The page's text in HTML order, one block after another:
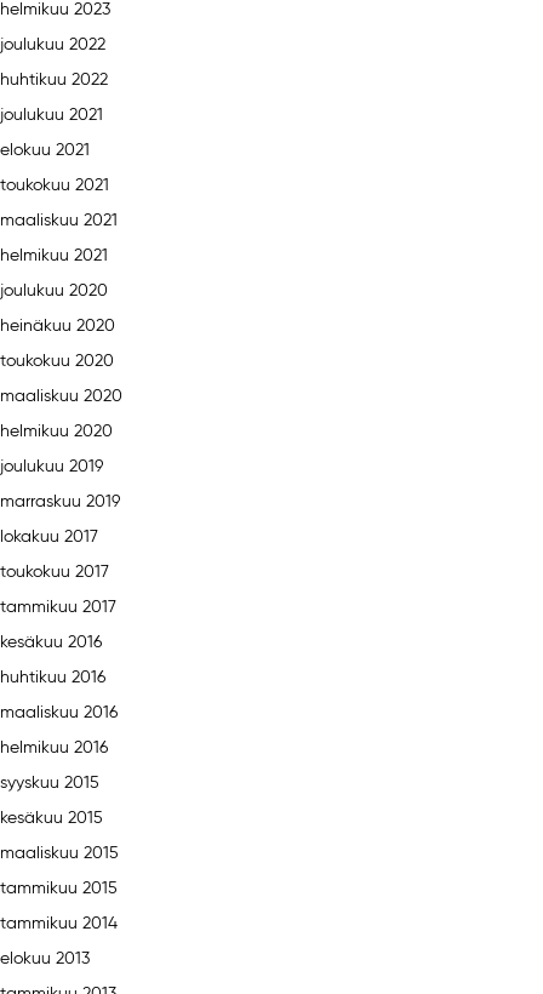
helmikuu 2023
joulukuu 2022
huhtikuu 2022
joulukuu 2021
elokuu 2021
toukokuu 2021
maaliskuu 2021
helmikuu 2021
joulukuu 2020
heinäkuu 2020
toukokuu 2020
maaliskuu 2020
helmikuu 2020
joulukuu 2019
marraskuu 2019
lokakuu 2017
toukokuu 2017
tammikuu 2017
kesäkuu 2016
huhtikuu 2016
maaliskuu 2016
helmikuu 2016
syyskuu 2015
kesäkuu 2015
maaliskuu 2015
tammikuu 2015
tammikuu 2014
elokuu 2013